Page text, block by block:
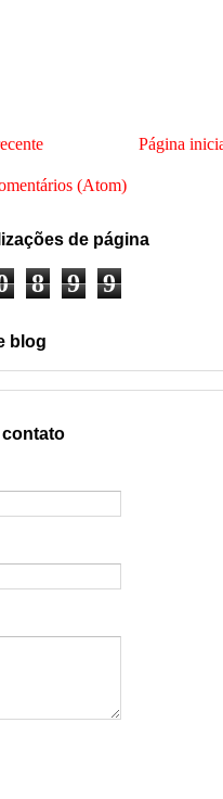
Página
(Atom)
de página
8 9 9
blog
contato